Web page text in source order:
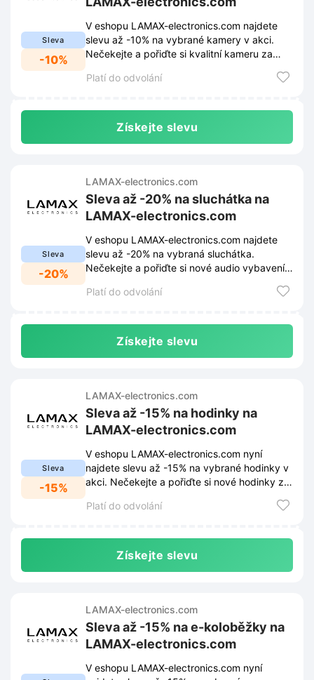
Sleva
-10%
V eshopu LAMAX-electronics.com najdete
slevu až -10% na vybrané kamery v akci.
Nečekejte a pořiďte si kvalitní kameru za
Platí do odvolání
Získejte slevu
Sleva
-20%
LAMAX-electronics.com
Sleva až -20% na sluchátka na
LAMAX-electronics.com
V eshopu LAMAX-electronics.com najdete
slevu až -20% na vybraná sluchátka.
Nečekejte a pořiďte si nové audio vybavení
Platí do odvolání
Získejte slevu
Sleva
-15%
LAMAX-electronics.com
Sleva až -15% na hodinky na
LAMAX-electronics.com
V eshopu LAMAX-electronics.com nyní
najdete slevu až -15% na vybrané hodinky v
akci. Nečekejte a pořiďte si nové hodinky za
Platí do odvolání
Získejte slevu
LAMAX-electronics.com
Sleva až -15% na e-koloběžky na
LAMAX-electronics.com
V eshopu LAMAX-electronics.com nyní